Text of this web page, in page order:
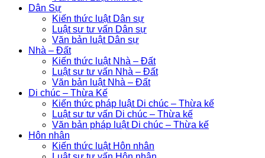
Dân Sự
Kiến thức luật Dân sự
Luật sư tư vấn Dân sự
Văn bản luật Dân sự
Nhà – Đất
Kiến thức luật Nhà – Đất
Luật sư tư vấn Nhà – Đất
Văn bản luật Nhà – Đất
Di chúc – Thừa Kế
Kiến thức pháp luật Di chúc – Thừa kế
Luật sư tư vấn Di chúc – Thừa kế
Văn bản pháp luật Di chúc – Thừa kế
Hôn nhân
Kiến thức luật Hôn nhân